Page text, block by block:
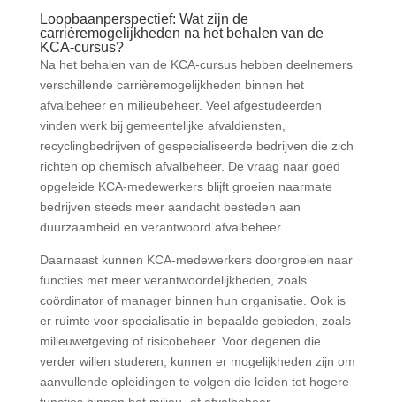
Loopbaanperspectief: Wat zijn de
carrièremogelijkheden na het behalen van de
KCA-cursus?
Na het behalen van de KCA-cursus hebben deelnemers
verschillende carrièremogelijkheden binnen het
afvalbeheer en milieubeheer. Veel afgestudeerden
vinden werk bij gemeentelijke afvaldiensten,
recyclingbedrijven of gespecialiseerde bedrijven die zich
richten op chemisch afvalbeheer. De vraag naar goed
opgeleide KCA-medewerkers blijft groeien naarmate
bedrijven steeds meer aandacht besteden aan
duurzaamheid en verantwoord afvalbeheer.
Daarnaast kunnen KCA-medewerkers doorgroeien naar
functies met meer verantwoordelijkheden, zoals
coördinator of manager binnen hun organisatie. Ook is
er ruimte voor specialisatie in bepaalde gebieden, zoals
milieuwetgeving of risicobeheer. Voor degenen die
verder willen studeren, kunnen er mogelijkheden zijn om
aanvullende opleidingen te volgen die leiden tot hogere